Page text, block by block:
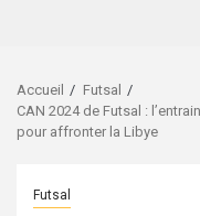
Accueil
Futsal
CAN 2024 de Futsal :
pour affronter la Libye
Futsal